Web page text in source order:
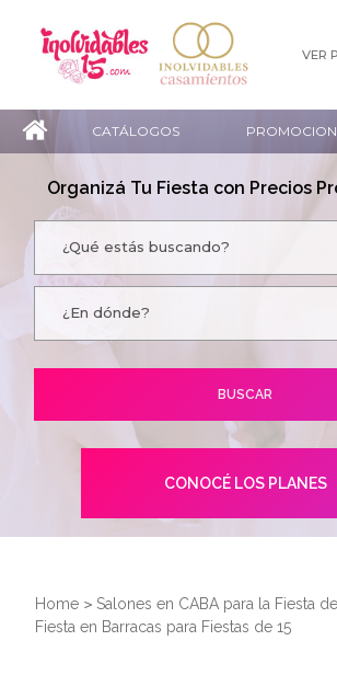
VER
CATÁLOGOS
Organizá Tu Fiesta con Precios
CONOCÉ LOS PLANES
Home > Salones en CABA para la Fiesta
Fiesta en Barracas para Fiestas de 15